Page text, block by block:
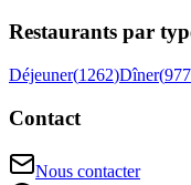
Restaurants par
Déjeuner(1262)Dîner(977
Contact
Nous contacter